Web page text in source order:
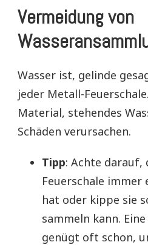
Vermeidung von
Wasser ist, gelinde
jeder Metall-
Material, stehendes
Schäden verursachen.
Tipp: Achte darauf,
Feuerschale immer
hat oder kippe sie
sammeln kann.
genügt oft schon,